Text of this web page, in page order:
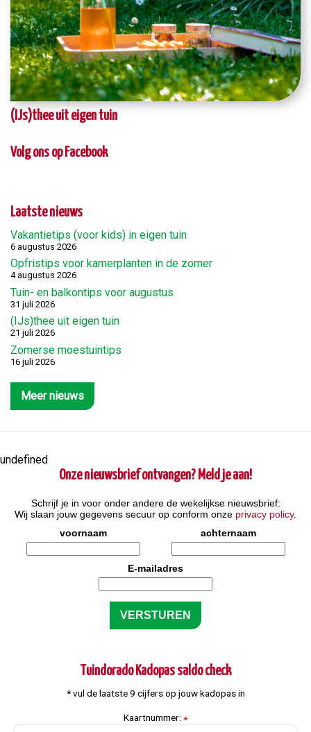
(IJs)thee uit eigen tuin
Volg ons op Facebook
Laatste nieuws
Vakantietips (voor kids) in eigen tuin
6 augustus 2026
Opfristips voor kamerplanten in de zomer
4 augustus 2026
Tuin- en balkontips voor augustus
31 juli 2026
(IJs)thee uit eigen tuin
21 juli 2026
Zomerse moestuintips
16 juli 2026
Meer nieuws
undefined
Onze nieuwsbrief ontvangen? Meld je aan!
Schrijf je in voor onder andere de wekelijkse nieuwsbrief:
Wij slaan jouw gegevens secuur op conform onze privacy policy.
voornaam
achternaam
E-mailadres
Tuindorado Kadopas saldo check
* vul de laatste 9 cijfers op jouw kadopas in
Kaartnummer: *